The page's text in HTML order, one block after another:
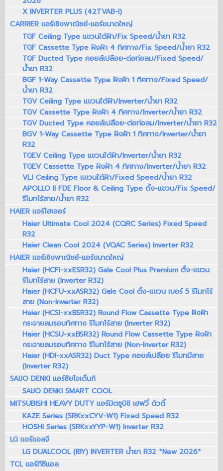
X INVERTER PLUS (42TVAB-I)
CARRIER แอร์เชิงพาณิชย์-แอร์ขนาดใหญ่
TGF Ceiling Type แขวนใต้ฝ้า/Fix Speed/น้ำยา R32
TGF Cassette Type ฝังฝ้า 4 ทิศทาง/Fix Speed/น้ำยา R32
TGF Ducted Type คอยล์เปลือย-ต่อท่อลม/Fixed Speed/
น้ำยา R32
BGF 1-Way Cassette Type ฝังฝ้า 1 ทิศทาง/Fixed Speed/
น้ำยา R32
TGV Ceiling Type แขวนใต้ฝ้า/Inverter/น้ำยา R32
TGV Cassette Type ฝังฝ้า 4 ทิศทาง/Inverter/น้ำยา R32
TGV Ducted Type คอยล์เปลือย-ต่อท่อลม/Inverter/น้ำยา R32
BGV 1-Way Cassette Type ฝังฝ้า 1 ทิศทาง/Inverter/น้ำยา
R32
TGEV Ceiling Type แขวนใต้ฝ้า/Inverter/น้ำยา R32
TGEV Cassette Type ฝังฝ้า 4 ทิศทาง/Inverter/น้ำยา R32
VLJ Ceiling Type แขวนใต้ฝ้า/Fixed Speed/น้ำยา R32
APOLLO II FDE Floor & Ceiling Type ตั้ง-แขวน/Fix Speed/
รีโมทไร้สาย/น้ำยา R32
HAIER แอร์ไฮเออร์
Haier Ultimate Cool 2024 (CQRC Series) Fixed Speed
R32
Haier Clean Cool 2024 (VQAC Series) Inverter R32
HAIER แอร์เชิงพาณิชย์-แอร์ขนาดใหญ่
Haier (HCFI-xxESR32) Gale Cool Plus Premium ตั้ง-แขวน
รีโมทไร้สาย (Inverter R32)
Haier (HCFU-xxASR32) Gale Cool ตั้ง-แขวน เบอร์ 5 รีโมทไร้
สาย (Non-Inverter R32)
Haier (HCSI-xxBSR32) Round Flow Cassette Type ฝังฝ้า
กระจายลมรอบทิศทาง รีโมทไร้สาย (Inverter R32)
Haier (HCSU-xxBSR32) Round Flow Cassette Type ฝังฝ้า
กระจายลมรอบทิศทาง รีโมทไร้สาย (Non-Inverter R32)
Haier (HDI-xxASR32) Duct Type คอยล์เปลือย รีโมทมีสาย
(Inverter R32)
SAIJO DENKI แอร์ซัยโจเด็นกิ
SAIJO DENKI SMART COOL
MITSUBISHI HEAVY DUTY แอร์มิตซูบิชิ เฮฟวี่ ดิวตี้
KAZE Series (SRKxxCYV-W1) Fixed Speed R32
HOSHI Series (SRKxxYYP-W1) Inverter R32
LG แอร์แอลจี
LG DUALCOOL (IBY) INVERTER น้ำยา R32 *New 2026*
TCL แอร์ทีซีแอล